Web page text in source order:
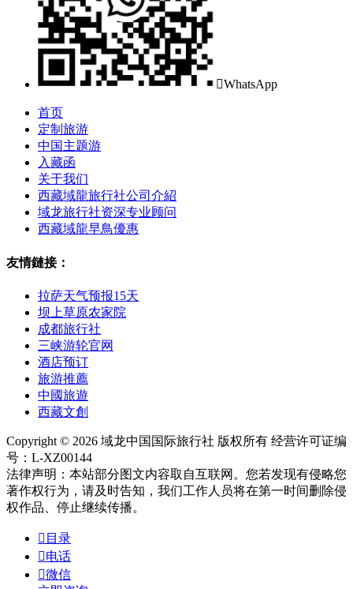
WhatsApp
首页
定制旅游
中国主题游
入藏函
关于我们
西藏域龍旅行社公司介紹
域龙旅行社资深专业顾问
西藏域龍早鳥優惠
友情鏈接：
拉萨天气预报15天
坝上草原农家院
成都旅行社
三峡游轮官网
酒店预订
旅游推薦
中國旅遊
西藏文創
Copyright © 2026 域龙中国国际旅行社 版权所有 经营许可证编
号：L-XZ00144
法律声明：本站部分图文内容取自互联网。您若发现有侵略您
著作权行为，请及时告知，我们工作人员将在第一时间删除侵
权作品、停止继续传播。
 目录
电话
微信